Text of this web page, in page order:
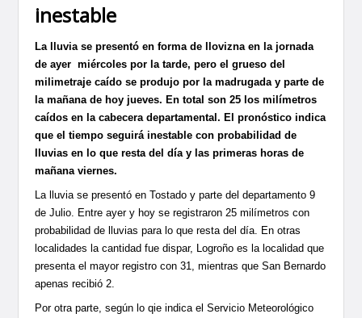
inestable
La lluvia se presentó en forma de llovizna en la jornada
de ayer miércoles por la tarde, pero el grueso del
milimetraje caído se produjo por la madrugada y parte de
la mañana de hoy jueves. En total son 25 los milímetros
caídos en la cabecera departamental. El pronóstico indica
que el tiempo seguirá inestable con probabilidad de
lluvias en lo que resta del día y las primeras horas de
mañana viernes.
La lluvia se presentó en Tostado y parte del departamento 9
de Julio. Entre ayer y hoy se registraron 25 milímetros con
probabilidad de lluvias para lo que resta del día. En otras
localidades la cantidad fue dispar, Logroño es la localidad que
presenta el mayor registro con 31, mientras que San Bernardo
apenas recibió 2.
Por otra parte, según lo qie indica el Servicio Meteorológico